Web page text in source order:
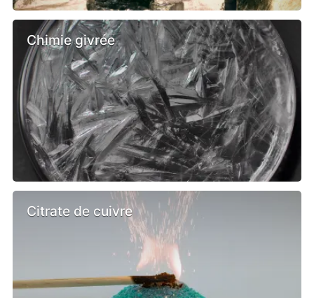
Chimie givrée
Citrate de cuivre